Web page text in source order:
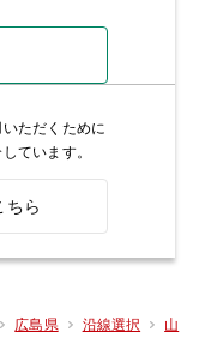
ただくために
ています。
ちら
広島県 沿線選択 山